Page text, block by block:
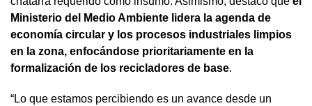
Ministerio del Medio Ambiente lidera la agenda de
economía circular y los procesos industriales limpios
en la zona, enfocándose prioritariamente en la
formalización de los recicladores de base.
“Lo que estamos percibiendo es un avance desde un